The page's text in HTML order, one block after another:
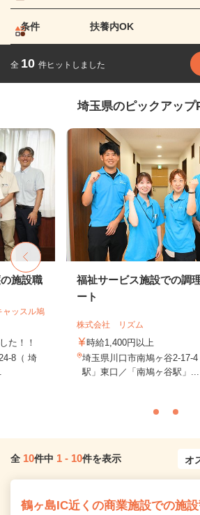
条件 扶養内OK
全 10 件ヒットしました
埼玉県のピックアップ
施設職
ッスル鳩
た！！
8（ 埼
福祉サービス施設での調
ート
株式会社 リズム
時給1,400円以上
埼玉県川口市南鳩ヶ谷2-17-4
駅」東口／「南鳩ヶ谷駅」...
全 10件中 1 - 10件を表示
鶴ヶ島IC近くの商業施設での施